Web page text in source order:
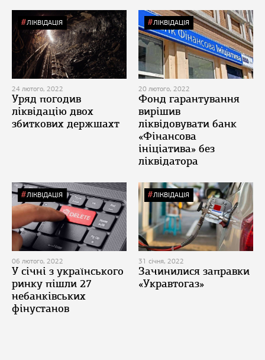
ЛІКВІДАЦІЯ
24 лютого, 2022
Уряд погодив
ліквідацію двох
збиткових держшахт
ЛІКВІДАЦІЯ
20 лютого, 2022
Фонд гарантування
вирішив
ліквідовувати банк
«Фінансова
ініціатива» без
ліквідатора
ЛІКВІДАЦІЯ
06 лютого, 2022
У січні з українського
ринку пішли 27
небанківських
фінустанов
ЛІКВІДАЦІЯ
31 січня, 2022
Зачинилися заправки
«Укравтогаз»